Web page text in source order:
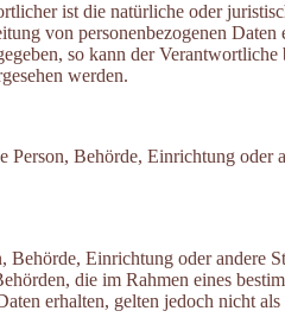
ist die natürliche oder
von personenbezogenen
so kann der
werden.
Behörde, Einrichtung
Einrichtung oder andere
die im Rahmen eines
erhalten, gelten jedoch nicht als